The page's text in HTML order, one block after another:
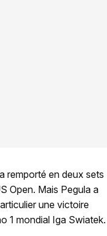
remporté en deux sets
Open. Mais Pegula a
une victoire
1 mondial Iga Swiatek.